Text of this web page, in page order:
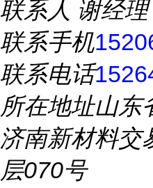
联系人 谢经理
联系手机
联系电话
所在地址山东
济南新材料交
层070号